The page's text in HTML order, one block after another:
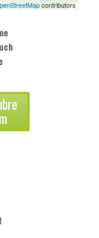
contributors